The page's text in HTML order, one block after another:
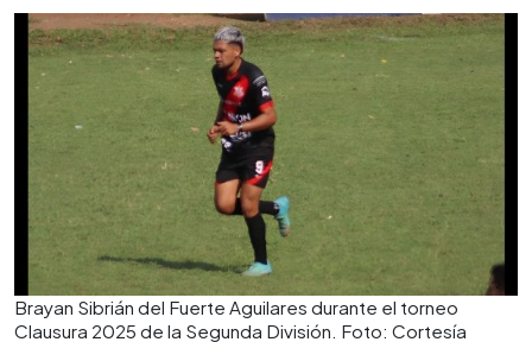
Brayan Sibrián del Fuerte Aguilares durante el torneo
Clausura 2025 de la Segunda División. Foto: Cortesía